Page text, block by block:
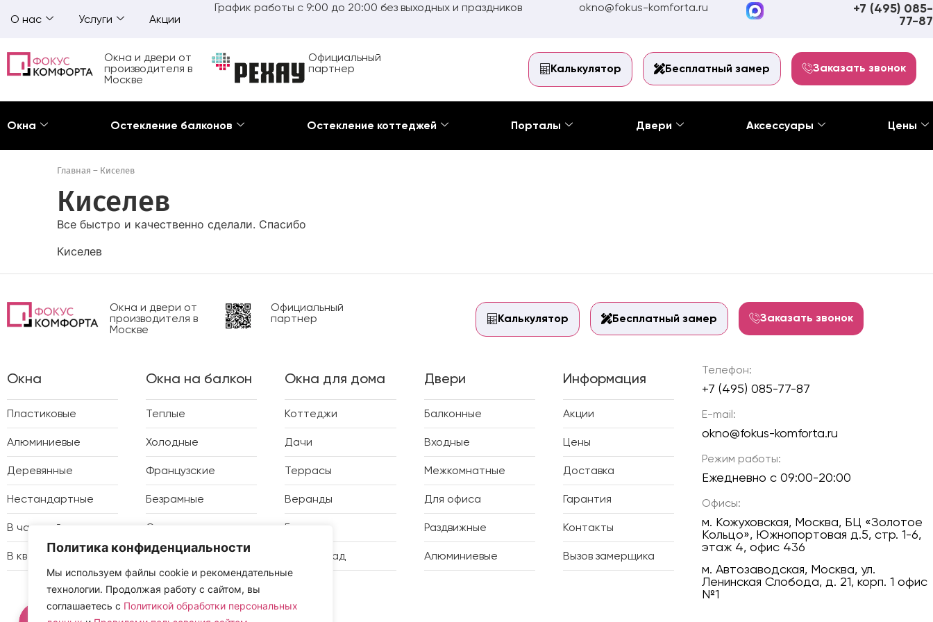
Политика конфиденциальности
Мы используем файлы cookie и рекомендательные
технологии. Продолжая работу с сайтом, вы
соглашаетесь с Политикой обработки персональных
О нас Услуги Акции
График работы с 9:00 до 20:00 без выходных и праздников okno@fokus-komforta.ru
+7 (495) 085-
77-87
Окна и двери от
производителя в
Москве
Официальный
партнер
Калькулятор Бесплатный замер Заказать звонок
Окна Остекление балконов Остекление коттеджей Порталы Двери Аксессуары Цены
Главная – Киселев
Киселев
Все быстро и качественно сделали. Спасибо
Киселев
Окна и двери от
производителя в
Москве
Официальный
партнер
Калькулятор Бесплатный замер Заказать звонок
Окна
Пластиковые
Алюминиевые
Деревянные
Нестандартные
В частный дом
В квартиру
Окна на балкон
Теплые
Холодные
Французские
Безрамные
Отделка
Утепление
Окна для дома
Коттеджи
Дачи
Террасы
Веранды
Беседки
Зимний сад
Двери
Балконные
Входные
Межкомнатные
Для офиса
Раздвижные
Алюминиевые
Информация
Акции
Цены
Доставка
Гарантия
Контакты
Вызов замерщика
Телефон:
+7 (495) 085-77-87
E-mail:
okno@fokus-komforta.ru
Режим работы:
Ежедневно с 09:00-20:00
Офисы:
м. Кожуховская, Москва, БЦ «Золотое
Кольцо», Южнопортовая д.5, стр. 1-6,
этаж 4, офис 436
м. Автозаводская, Москва, ул.
Ленинская Слобода, д. 21, корп. 1 офис
№1